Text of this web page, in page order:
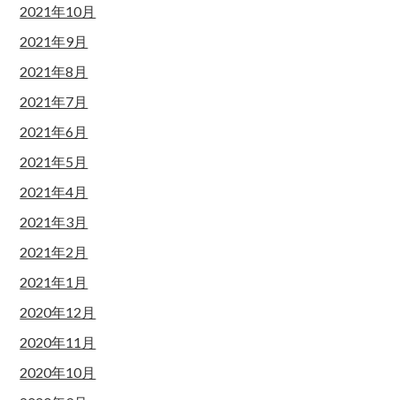
2021年10月
2021年9月
2021年8月
2021年7月
2021年6月
2021年5月
2021年4月
2021年3月
2021年2月
2021年1月
2020年12月
2020年11月
2020年10月